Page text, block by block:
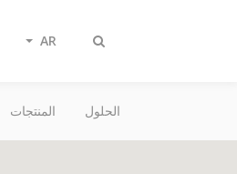
Toggle
AR
الحلول المنتجات